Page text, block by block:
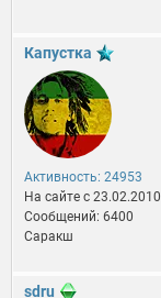
Капустка
Активность: 24953
На сайте c 23.02.2010
Сообщений: 6400
Саракш
sdru